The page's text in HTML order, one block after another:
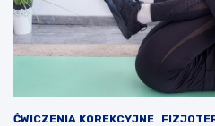
ĆWICZENIA KOREKCYJNE